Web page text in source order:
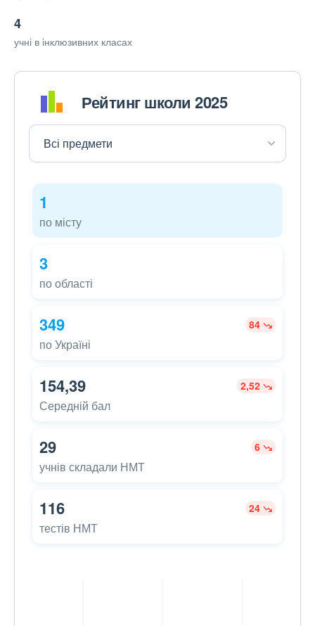
4
учні в інклюзивних класах
Рейтинг школи 2025
1
по місту
3
по області
349 84
по Україні
154,39 2,52
Середній бал
29 6
учнів складали НМТ
116 24
тестів НМТ